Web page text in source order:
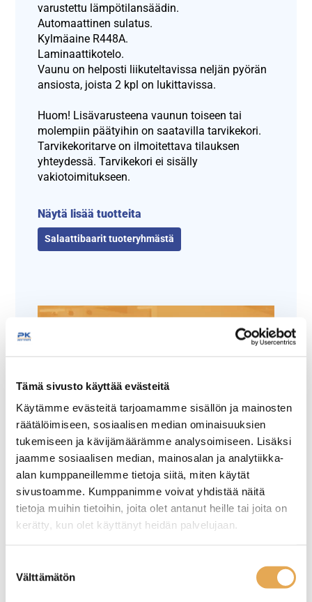
Tämä sivusto käyttää evästeitä
Käytämme evästeitä tarjoamamme sisällön ja mainosten
räätälöimiseen, sosiaalisen median ominaisuuksien
tukemiseen ja kävijämäärämme analysoimiseen. Lisäksi
jaamme sosiaalisen median, mainosalan ja analytiikka-
alan kumppaneillemme tietoja siitä, miten käytät
sivustoamme. Kumppanimme voivat yhdistää näitä
tietoja muihin tietoihin, joita olet antanut heille tai joita on
kerätty, kun olet käyttänyt heidän palvelujaan.
valinta
Välttämätön
varustettu lämpötilansäädin.
Automaattinen sulatus.
Kylmäaine R448A.
Laminaattikotelo.
Vaunu on helposti liikuteltavissa neljän pyörän
ansiosta, joista 2 kpl on lukittavissa.
Huom! Lisävarusteena vaunun toiseen tai
molempiin päätyihin on saatavilla tarvikekori.
Tarvikekoritarve on ilmoitettava tilauksen
yhteydessä. Tarvikekori ei sisälly
vakiotoimitukseen.
Näytä lisää tuotteita
Salaattibaarit tuoteryhmästä
Tämäkin laite sopivasti
rahoituksella
TUTUSTU ›